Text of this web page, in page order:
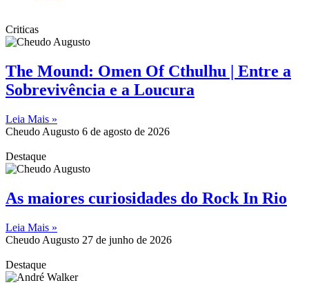
Criticas
The Mound: Omen Of Cthulhu | Entre a
Sobrevivência e a Loucura
Leia Mais »
Cheudo Augusto 6 de agosto de 2026
Destaque
As maiores curiosidades do Rock In Rio
Leia Mais »
Cheudo Augusto 27 de junho de 2026
Destaque